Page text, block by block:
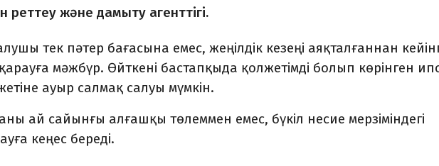
реттеу және дамыту агенттігі.
тек пәтер бағасына емес, жеңілдік кезеңі аяқталғаннан
мәжбүр. Өйт­кені бастапқыда қолжетімді бо­лып көрінген
ауыр салмақ салуы мүмкін.
ай сайын­ғы алғашқы төлеммен емес, бүкіл несие мерзіміндегі
кеңес береді.